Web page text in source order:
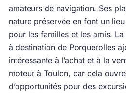
amateurs de navigation. Ses
nature préservée en font un
pour les familles et les amis.
à destination de Porquerolles
intéressante à l’achat et à la
moteur à Toulon, car cela
d’opportunités pour des